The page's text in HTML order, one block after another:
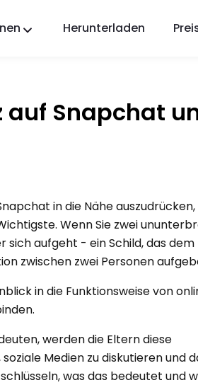
Herunterladen
auf Snapchat
in die Nähe
Wenn Sie zwei
aufgeht - ein Schild, das dem
zwischen zwei Personen
in die Funktionsweise von
werden die Eltern diese
Medien zu diskutieren und
was das bedeutet und